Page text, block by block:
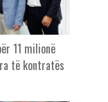
11 milionë
të kontratës